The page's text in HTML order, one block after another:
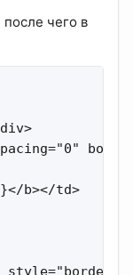
после чего в
b></td>